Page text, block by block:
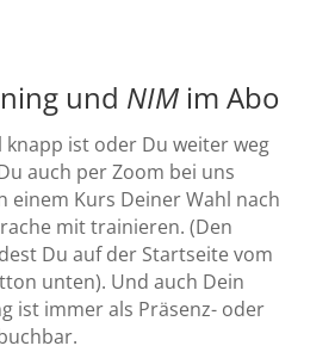
und NIMim Abo
knapp ist oder Du weiter weg
auch per Zoom bei uns
einem Kurs Deiner Wahl nach
mit trainieren. (Den
Du auf der Startseite vom
unten). Und auch Dein
ist immer als Präsenz- oder